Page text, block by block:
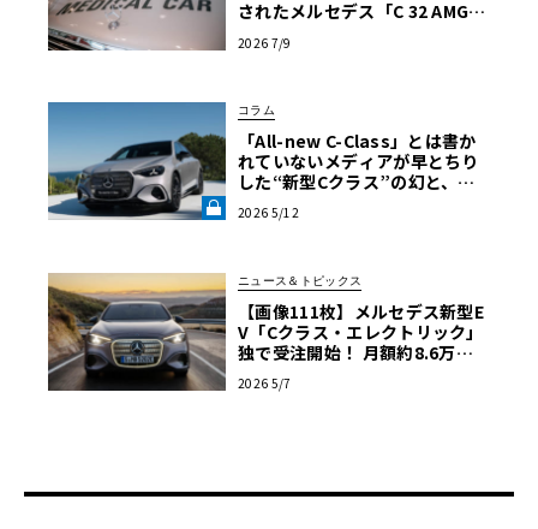
現行型Cクラスは、2013年に6代目となったSクラス（W22
2）に次ぎ、新世代メルセデスのデザインを採用。躍動感あ
る流麗なスタイルを特徴とする。車体寸法は先代・W204よ
も1.8mをオーバー。各ディティールがSクラスおよび追っ
て登場したEクラスに類似しており、ホイールベースが一気
に80mmも伸ばされたことで、上位クラスと並んでも、車
種の判別がつかないほどの存在感を持つようになった。こ
のアグレッシブな外観に負けず劣らない「俊敏さ＝アジリ
されたメルセデス「C 32 AMG」
2026 7/9
コラム
「All-new C-Class」とは書か
れていない――メディアが早とちり
した“新型Cクラス”の幻と、メ
太郎のツベコベイワセテ その
2026 5/12
ニュース＆トピックス
【画像111枚】メルセデス新型E
V「Cクラス・エレクトリック」
独で受注開始！ 月額約8.6万円
2026 5/7